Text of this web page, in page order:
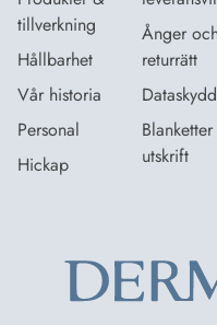
tillverkning
Hållbarhet
Vår historia
Personal
Hickap
Ånger
returrätt
utskrift